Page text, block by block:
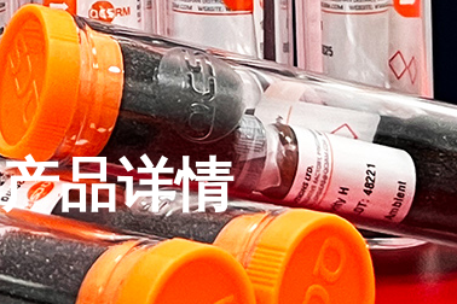
产品详情